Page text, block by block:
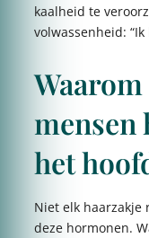
kaalheid te
volwassenheid:
mensen
het
Niet elk haarzakje
deze hormonen.